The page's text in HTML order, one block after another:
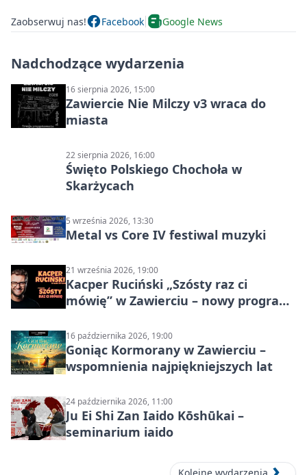
Zaobserwuj nas! Facebook Google News
Nadchodzące wydarzenia
16 sierpnia 2026, 15:00
Zawiercie Nie Milczy v3 wraca do
miasta
22 sierpnia 2026, 16:00
Święto Polskiego Chochoła w
Skarżycach
5 września 2026, 13:30
Metal vs Core IV festiwal muzyki
21 września 2026, 19:00
Kacper Ruciński „Szósty raz ci
mówię” w Zawierciu – nowy program
16 października 2026, 19:00
Goniąc Kormorany w Zawierciu –
wspomnienia najpiękniejszych lat
24 października 2026, 11:00
Ju Ei Shi Zan Iaido Kōshūkai –
seminarium iaido